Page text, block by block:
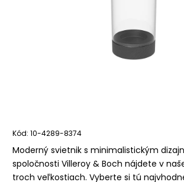
Kód: 10-4289-8374
Moderný svietnik s minimalistickým
spoločnosti Villeroy & Boch nájdete v
troch veľkostiach. Vyberte si tú